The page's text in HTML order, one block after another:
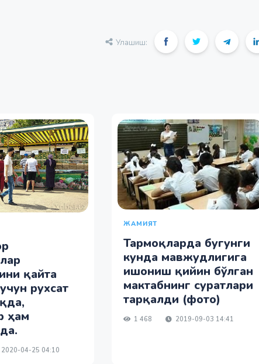
Улашиш:
қайта
рухсат
ҳам
2020-04-25 04:10
ЖАМИЯТ
Тармоқларда бугунги
кунда мавжудлигига
ишониш қийин бўлган
мактабнинг суратлари
тарқалди (фото)
1 468 2019-09-03 14:41